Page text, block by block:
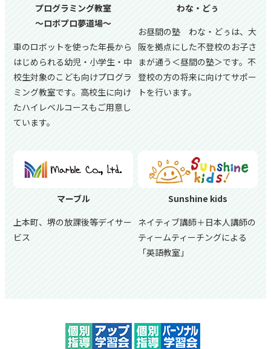
プログラミング教室
～ロボプロ夢道場～
車のロボットを使った年長から
はじめられる幼児・小学生・中
校生対象のこども向けプログラ
ミング教室です。高校生に向け
たハイレベルコースもご用意し
ています。
わな・どぅ
お昼間の塾 わな・どぅは、大
阪を拠点にした不登校のお子さ
まが通う＜昼間の塾＞です。不
登校の方の将来に向けてサポー
トを行います。
マーブル
上本町、堺の放課後等デイサー
ビス
Sunshine kids
ネイティブ講師＋日本人講師の
ティームティーチングによる
「英語教室」